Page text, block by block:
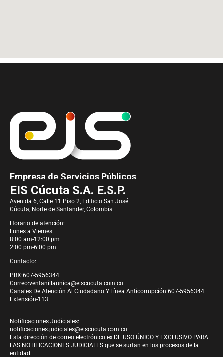
Empresa de Servicios Públicos
EIS Cúcuta S.A. E.S.P.
Avenida 6, Calle 11 Piso 2, Edificio San José
Cúcuta, Norte de Santander, Colombia
Horario de atención:
Lunes a Viernes
8:00 am-12:00 pm
2:00 pm-6:00 pm
Contacto:
PBX:607-5956344
Correo:ventanillaunica@eiscucuta.com.co
Canales De Atención Al Ciudadano Y Línea Anticorrupción 607-5956344
Extensión-113
Notificaciones Judiciales:
notificaciones.judiciales@eiscucuta.com.co
Esta dirección de correo electrónico es DE USO ÚNICO Y EXCLUSIVO PARA
LAS NOTIFICACIONES JUDICIALES que se surtan en los procesos de la
entidad